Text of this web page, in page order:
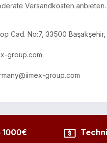
Versandkosten anbieten.
Cad. No:7, 33500
group.com
group.com
1000€